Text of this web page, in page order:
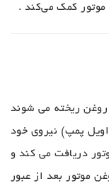
موتور کمک می‌کند .
روغن ریخته می شوند
پمپ) نیروی خود
دریافت می کند و
موتور بعد از عبور